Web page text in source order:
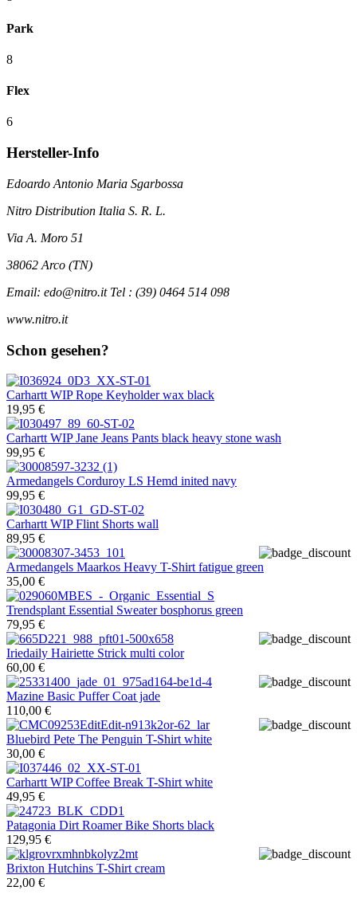
Park
8
Flex
6
Hersteller-Info
Edoardo Antonio Maria Sgarbossa
Nitro Distribution Italia S. R. L.
Via A. Moro 51
38062 Arco (TN)
Email: edo@nitro.it Tel : (39) 0464 514 098
www.nitro.it
Schon gesehen?
Carhartt WIPRope Keyholder wax black
19,95 €
Carhartt WIPJane Jeans Pants black heavy stone wash
99,95 €
Armedangels Corduroy LS Hemd inited navy
99,95 €
Carhartt WIPFlint Shorts wall
89,95 €
Armedangels Maarkos Heavy T-Shirt fatigue green
35,00 €
Trendsplant Essential Sweater bosphorus green
79,95 €
Iriedaily Hairiette Strick multi color
60,00 €
Mazine Basic Puffer Coat jade
110,00 €
Bluebird Pete The Penguin T-Shirt white
30,00 €
Carhartt WIPCoffee Break T-Shirt white
49,95 €
Patagonia Dirt Roamer Bike Shorts black
129,95 €
Brixton Hutchins T-Shirt cream
22,00 €